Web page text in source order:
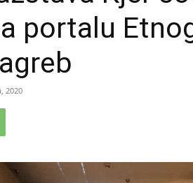
portalu
2020